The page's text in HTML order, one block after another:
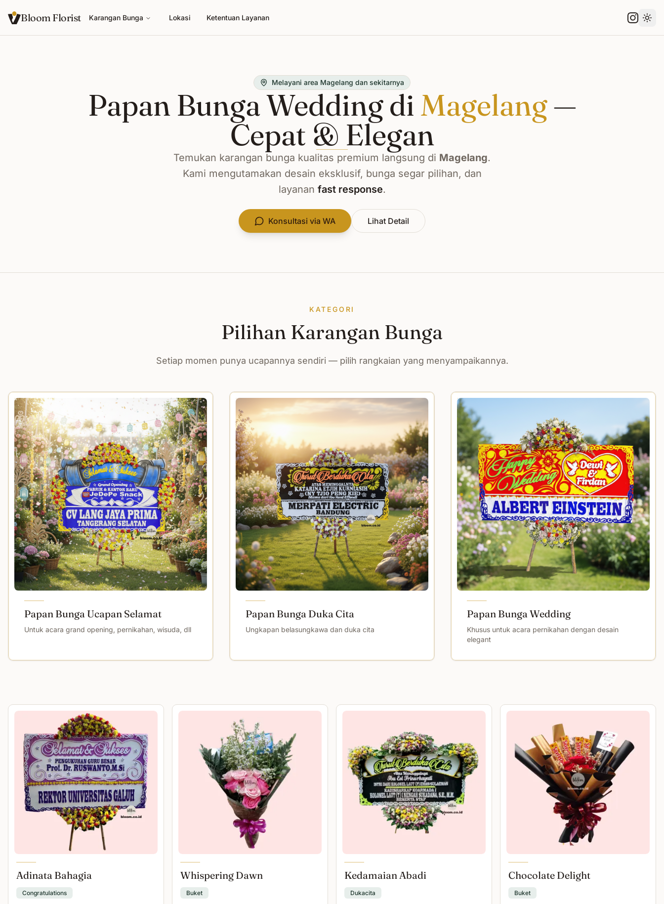
Bloom Florist Karangan Bunga Lokasi Ketentuan Layanan
Melayani area Magelang dan sekitarnya
Papan Bunga Wedding di Magelang—
Cepat & Elegan
Temukan karangan bunga kualitas premium langsung di Magelang.
Kami mengutamakan desain eksklusif, bunga segar pilihan, dan
layanan fast response.
Konsultasi via WA Lihat Detail
KATEGORI
Pilihan Karangan Bunga
Setiap momen punya ucapannya sendiri — pilih rangkaian yang menyampaikannya.
Papan Bunga Ucapan Selamat
Untuk acara grand opening, pernikahan, wisuda, dll
Papan Bunga Duka Cita
Ungkapan belasungkawa dan duka cita
Papan Bunga Wedding
Khusus untuk acara pernikahan dengan desain
elegant
Adinata Bahagia
Congratulations
Whispering Dawn
Buket
Kedamaian Abadi
Dukacita
Chocolate Delight
Buket